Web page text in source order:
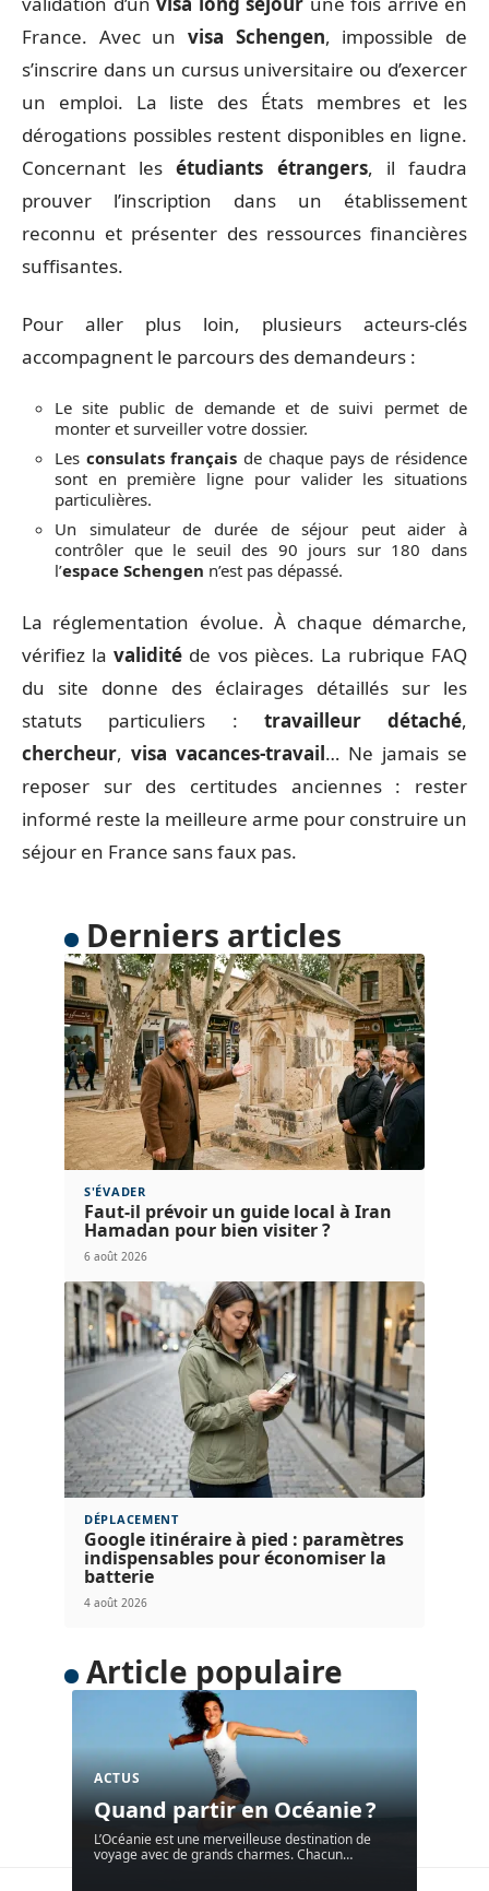
centralise les consignes, les durées de validité, les
démarches et les justificatifs à prévoir. Son
assistant guide vers levisale mieux adapté, qu’il
s’agisse d’études, d’emploi, de regroupement
familial ou d’un simple transit dans l’espace
Schengen.
Sur le terrain, certains points reviennent toujours.
Lacarte de séjour
France. Avec un
visa Schengen, impossible de
s’inscrire dans un cursus universitaire ou d’exercer
un emploi. La liste des États membres et les
dérogations possibles restent disponibles en ligne.
Concernant lesétudiants étrangers , il faudra
prouver l’inscription dans un établissement
reconnu et présenter des ressources financières
suffisantes.
Pour aller plus loin, plusieurs acteurs-clés
accompagnent le parcours des demandeurs :
Le site public de demande et de suivi permet de
monter et surveiller votre dossier.
Lesconsulats françaisde chaque pays de résidence
sont en première ligne pour valider les situations
particulières.
Un simulateur de durée de séjour peut aider à
contrôler que le seuil des 90 jours sur 180 dans
n’est pas dépassé.
La réglementation évolue. À chaque démarche,
vérifiez lavaliditéde vos pièces. La rubrique FAQ
du site donne des éclairages détaillés sur les
statuts particuliers :travailleur détaché
chercheur,visa vacances-travail… Ne jamais se
reposer sur des certitudes anciennes : rester
informé reste la meilleure arme pour construire un
séjour en France sans faux pas.
Derniers articles
S'ÉVADER
Faut-il prévoir un guide local à Iran
Hamadan pour bien visiter ?
6 août 2026
DÉPLACEMENT
Google itinéraire à pied : paramètres
indispensables pour économiser la